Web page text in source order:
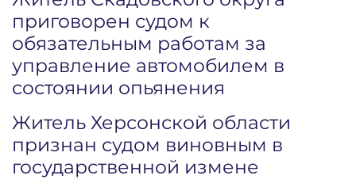
приговорен судом к
обязательным работам за
управление автомобилем в
состоянии опьянения
Житель Херсонской области
признан судом виновным в
государственной измене